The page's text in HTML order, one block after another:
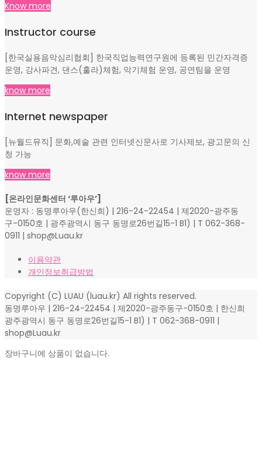
래악보집 등 음악 교재발간, 그외 장르 출판 문의 가능
Know more
Instructor course
운영, 강사파견, 댄스(훌라)체험, 악기체험 운영, 공연팀을 운영
know more
Internet newspaper
청 가능
know more
[온라인문화센터 ‘루아우’]
운영자 : 동명루아우(한신희) | 216-24-22454 | 제2020-광주동
0911 | shop@Luau.kr
개인정보취급방법
Copyright (C) LUAU (luau.kr) All rights reserved.
동명루아우 | 216-24-22454 | 제2020-광주동구-0150호 | 한신희
shop@Luau.kr